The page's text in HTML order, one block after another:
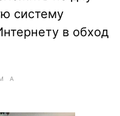
систему
в обход